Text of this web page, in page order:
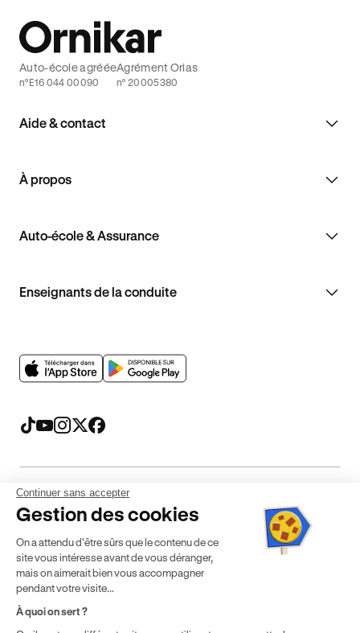
Aide & contact
À propos
Auto-école & Assurance
Enseignants de la conduite
Auto-école agréée
n°E16 044 00090
Agrément Orias
n° 20005380
Mentions légales CGV CGU Politique de confidentialité
* Détail des conditions de nos offres
localisation géographique et du type de formules que vous
Continuer sans accepter
Gestion des cookies
On a attendu d'être sûrs que le contenu de ce
site vous intéresse avant de vous déranger,
mais on aimerait bien vous accompagner
pendant votre visite...
À quoi on sert ?